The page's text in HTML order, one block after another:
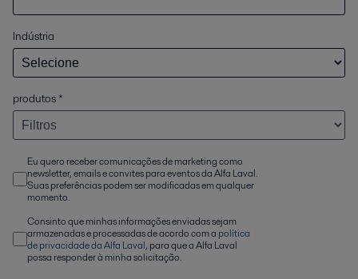
Indústria
produtos *
Eu quero receber comunicações de marketing como
newsletter, emails e convites para eventos da Alfa Laval.
Suas preferências podem ser modificadas em qualquer
momento.
Consinto que minhas informações enviadas sejam
armazenadas e processadas de acordo com a política
de privacidade da Alfa Laval, para que a Alfa Laval
possa responder à minha solicitação.